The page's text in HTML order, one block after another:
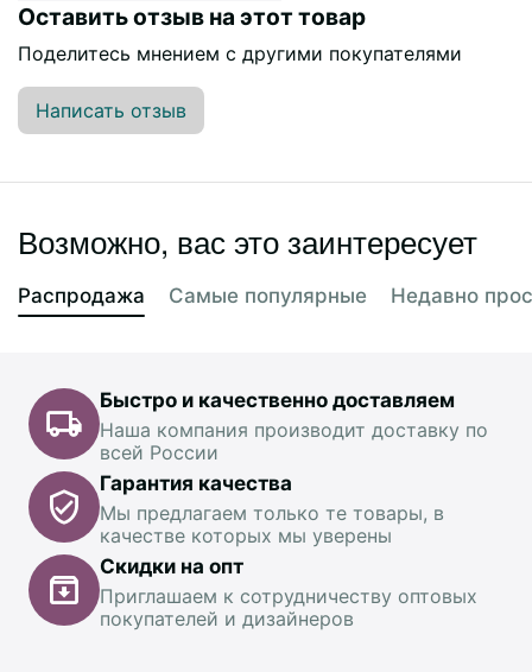
Оставить отзыв на этот товар
Поделитесь мнением с другими покупателями
Написать отзыв
Возможно, вас это заинтересует
Распродажа Самые популярные Недавно
Быстро и качественно доставляем
Наша компания производит доставку по
всей России
Гарантия качества
Мы предлагаем только те товары, в
качестве которых мы уверены
Скидки на опт
Приглашаем к сотрудничеству оптовых
покупателей и дизайнеров